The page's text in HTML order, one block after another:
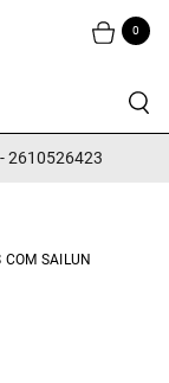
0
2610526423
SAILUN